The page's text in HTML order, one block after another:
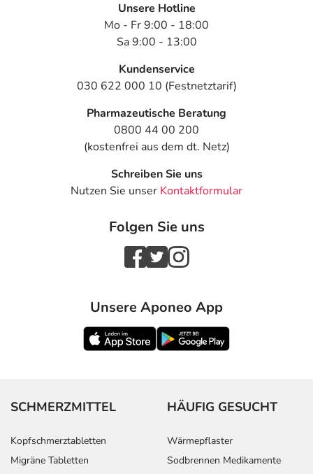
Unsere Hotline
Mo - Fr 9:00 - 18:00
Sa 9:00 - 13:00
Kundenservice
030 622 000 10 (Festnetztarif)
Pharmazeutische Beratung
0800 44 00 200
(kostenfrei aus dem dt. Netz)
Schreiben Sie uns
Nutzen Sie unser Kontaktformular
Folgen Sie uns
Unsere Aponeo App
SCHMERZMITTEL
Kopfschmerztabletten
Migräne Tabletten
HÄUFIG GESUCHT
Wärmepflaster
Sodbrennen Medikamente